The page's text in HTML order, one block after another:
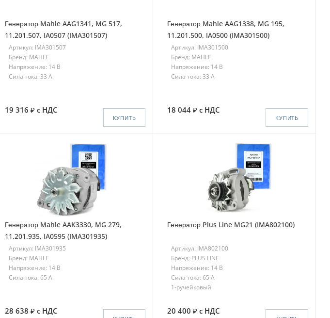
Генератор Mahle AAG1341, MG 517,
11.201.507, IA0507 (IMA301507)
Артикул: IMA301507
Бренд: MAHLE
Напряжение: 14 В
Сила тока: 33 A
19 316 с НДС
КУПИТЬ
Генератор Mahle AAG1338, MG 195,
11.201.500, IA0500 (IMA301500)
Артикул: IMA301500
Бренд: MAHLE
Напряжение: 14 В
Сила тока: 33 A
18 044 с НДС
КУПИТЬ
Генератор Mahle AAK3330, MG 279,
11.201.935, IA0595 (IMA301935)
Артикул: IMA301935
Бренд: MAHLE
Напряжение: 14 В
Сила тока: 65 A
28 638 с НДС
Генератор Plus Line MG21 (IMA802100)
Артикул: IMA802100
Бренд: PLUS LINE
Напряжение: 14 В
Сила тока: 65 A
1-ручейковый
20 400 с НДС